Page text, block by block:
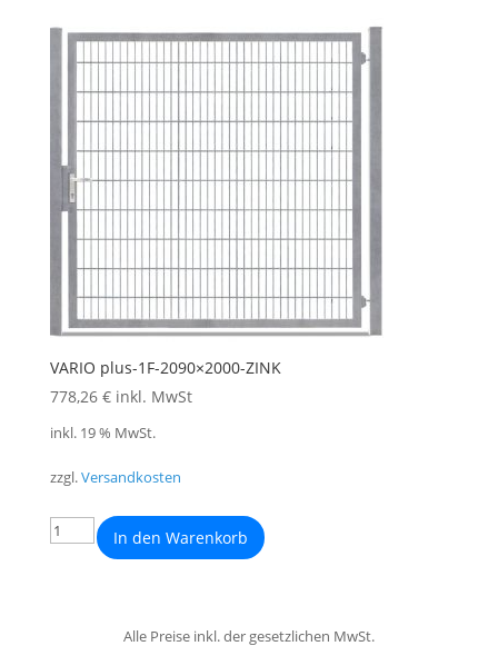
VARIO plus-1F-2090×2000-ZINK
778,26 € inkl. MwSt
inkl. 19 % MwSt.
zzgl.Versandkosten
In den Warenkorb
Alle Preise inkl. der gesetzlichen MwSt.